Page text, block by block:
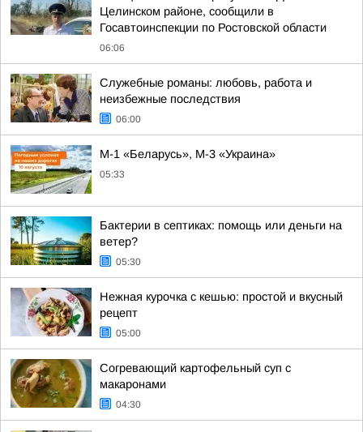
Целинском районе, сообщили в
Госавтоинспекции по Ростовской области
06:06
Служебные романы: любовь, работа и
неизбежные последствия
06:00
М-1 «Беларусь», М-3 «Украина»
05:33
Бактерии в септиках: помощь или деньги на
ветер?
05:30
Нежная курочка с кешью: простой и вкусный
рецепт
05:00
Согревающий картофельный суп с
макаронами
04:30